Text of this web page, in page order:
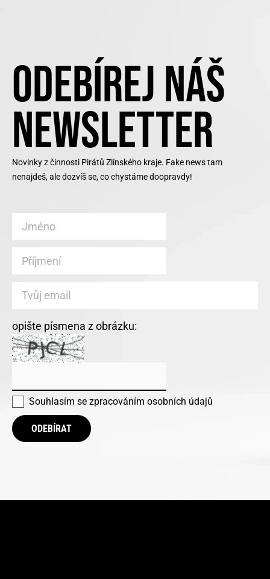
ODEBÍREJ NÁŠ
NEWSLETTER
Novinky z činnosti Pirátů Zlínského kraje. Fake news tam
nenajdeš, ale dozvíš se, co chystáme doopravdy!
opište písmena z obrázku:
Souhlasím se zpracováním osobních údajů
ODEBÍRAT